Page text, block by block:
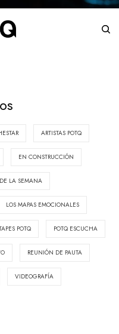
ARTISTAS POTQ
EN CONSTRUCCIÓN
LA SEMANA
LOS MAPAS EMOCIONALES
POTQ POTQ ESCUCHA
REUNIÓN DE PAUTA
VIDEOGRAFÍA